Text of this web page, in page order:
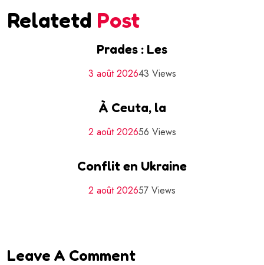
Relatetd Post
Prades : Les
3 août 202643 Views
À Ceuta, la
2 août 202656 Views
Conflit en Ukraine
2 août 202657 Views
Leave A Comment